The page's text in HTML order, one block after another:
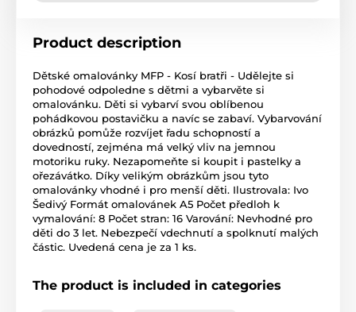
Product description
Dětské omalovánky MFP - Kosí bratři - Udělejte si
pohodové odpoledne s dětmi a vybarvěte si
omalovánku. Děti si vybarví svou oblíbenou
pohádkovou postavičku a navíc se zabaví. Vybarvování
obrázků pomůže rozvíjet řadu schopností a
dovedností, zejména má velký vliv na jemnou
motoriku ruky. Nezapomeňte si koupit i pastelky a
ořezávátko. Díky velikým obrázkům jsou tyto
omalovánky vhodné i pro menší děti. Ilustrovala: Ivo
Šedivý Formát omalovánek A5 Počet předloh k
vymalování: 8 Počet stran: 16 Varování: Nevhodné pro
děti do 3 let. Nebezpečí vdechnutí a spolknutí malých
částic. Uvedená cena je za 1 ks.
The product is included in categories